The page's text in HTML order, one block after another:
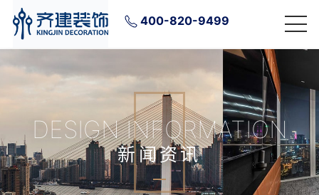
400-820-9499
DESIGN INFORMATION
新闻资讯